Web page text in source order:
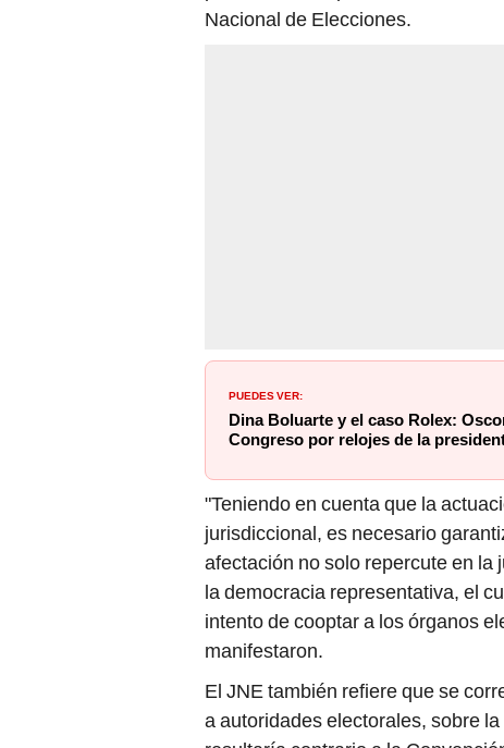
Nacional de Elecciones.
PUEDES VER:
Dina Boluarte y el caso Rolex:
Congreso por relojes de la
"Teniendo en cuenta que la
jurisdiccional, es necesario
afectación no solo repercute en la
la democracia representativa, el
intento de cooptar a los órganos
manifestaron.
El JNE también refiere que se
a autoridades electorales, sobre